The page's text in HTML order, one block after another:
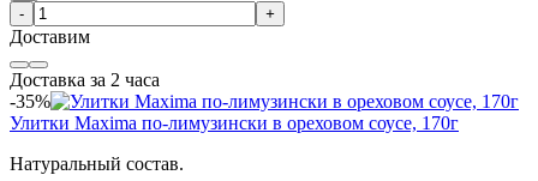
-
+
Доставим
Доставка за 2 часа
-35%
Улитки Maxima по-лимузински в ореховом соусе, 170г
Натуральный состав.